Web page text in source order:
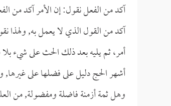
آكد من الفعل نقول: إن الأمر آكد من
آكد من القول الذي لا يعمل به, ولهذا
أمر، ثم يليه بعد ذلك الحث على شيء بلا
أشهر الحج دليل على فضلها على غيرها,
وهل ثمة أزمنة فاضلة ومفضولة, من